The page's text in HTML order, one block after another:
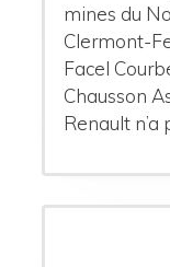
mines du
Clermont-
Facel
Chausson
Renault n’a